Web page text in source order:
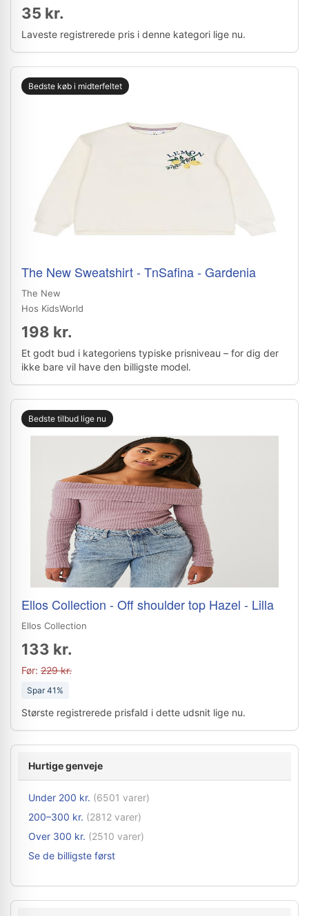
35 kr.
Laveste registrerede pris i denne kategori lige nu.
Bedste køb i midterfeltet
The New Sweatshirt - TnSafina - Gardenia
The New
Hos KidsWorld
198 kr.
Et godt bud i kategoriens typiske prisniveau – for dig der
ikke bare vil have den billigste model.
Bedste tilbud lige nu
Ellos Collection - Off shoulder top Hazel - Lilla
Ellos Collection
133 kr.
Før: 229 kr.
Spar 41%
Største registrerede prisfald i dette udsnit lige nu.
Hurtige genveje
Under 200 kr. (6501 varer)
200–300 kr. (2812 varer)
Over 300 kr. (2510 varer)
Se de billigste først